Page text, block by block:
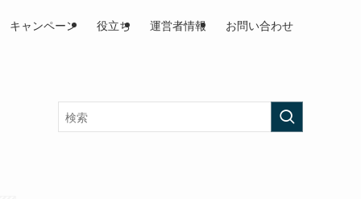
キャンペーン 役立ち 運営者情報 お問い合わせ